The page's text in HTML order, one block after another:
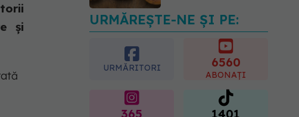
și
Ți-ai mărit buzele? Cele 4
greșeli care pot strica
rezultatul după injectarea
cu acid hialuronic
07.08.2026, 13:54
URMĂREȘTE-NE ȘI PE:
URMĂRITORI 6560
ABONAȚI
365 1401